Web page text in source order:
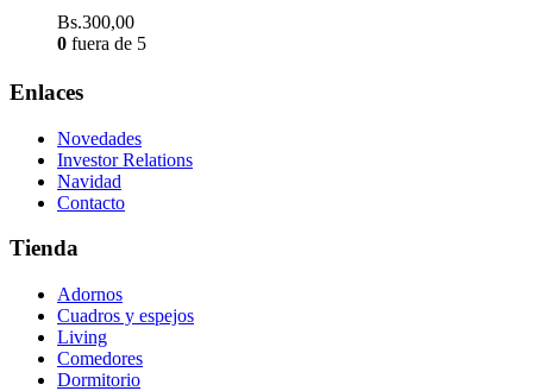
Bs.300,00
0 fuera de 5
Enlaces
Novedades
Investor Relations
Navidad
Contacto
Tienda
Adornos
Cuadros y espejos
Living
Comedores
Dormitorio